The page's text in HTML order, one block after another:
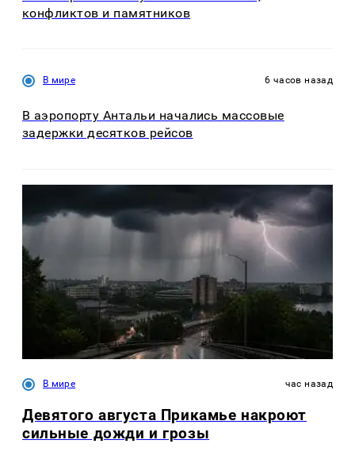
конфликтов и памятников
В мире 6 часов назад
В аэропорту Антальи начались массовые
задержки десятков рейсов
В мире час назад
Девятого августа Прикамье накроют
сильные дожди и грозы